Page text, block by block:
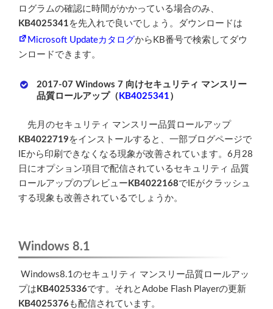
ログラムの確認に時間がかかっている場合のみ、
KB4025341 を先入れで良いでしょう。ダウンロードは
Microsoft UpdateカタログからKB番号で検索してダウ
ンロードできます。
2017-07 Windows 7 向けセキュリティ マンスリー
品質ロールアップ（ KB4025341 ）
先月のセキュリティ マンスリー品質ロールアップ
KB4022719 をインストールすると、一部ブログページで
IEから印刷できなくなる現象が改善されています。6月28
日にオプション項目で配信されているセキュリティ 品質
ロールアップのプレビュー KB4022168でIEがクラッシュ
する現象も改善されているでしょうか。
Windows 8.1
Windows8.1のセキュリティ マンスリー品質ロールアッ
プは KB4025336です。それとAdobe Flash Playerの更新
KB4025376 も配信されています。